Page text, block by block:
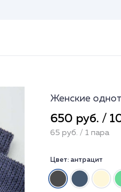
Женские
650 руб. /
65 руб. / 1 пара
Цвет: антрацит